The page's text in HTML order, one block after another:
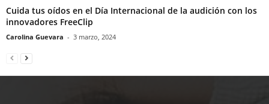
Cuida tus oídos en el Día Internacional de la audición con los
innovadores FreeClip
Carolina Guevara - 3 marzo, 2024